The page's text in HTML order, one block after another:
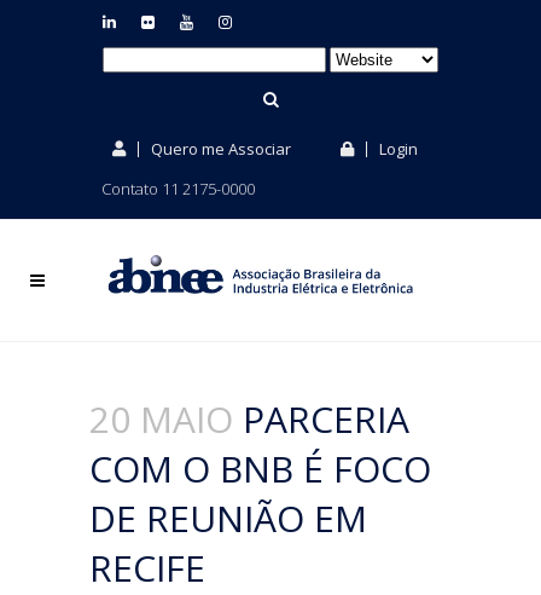
Quero me Associar
Login
Contato 11 2175-0000
20 MAIO PARCERIA
COM O BNB É FOCO
DE REUNIÃO EM
RECIFE